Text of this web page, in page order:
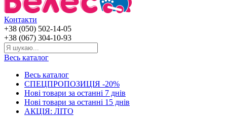
Контакти
+38 (050) 502-14-05
+38 (067) 304-10-93
Весь каталог
Весь каталог
СПЕЦПРОПОЗИЦІЯ -20%
Нові товари за останнi 7 днiв
Нові товари за останнi 15 днiв
АКЦІЯ: ЛІТО